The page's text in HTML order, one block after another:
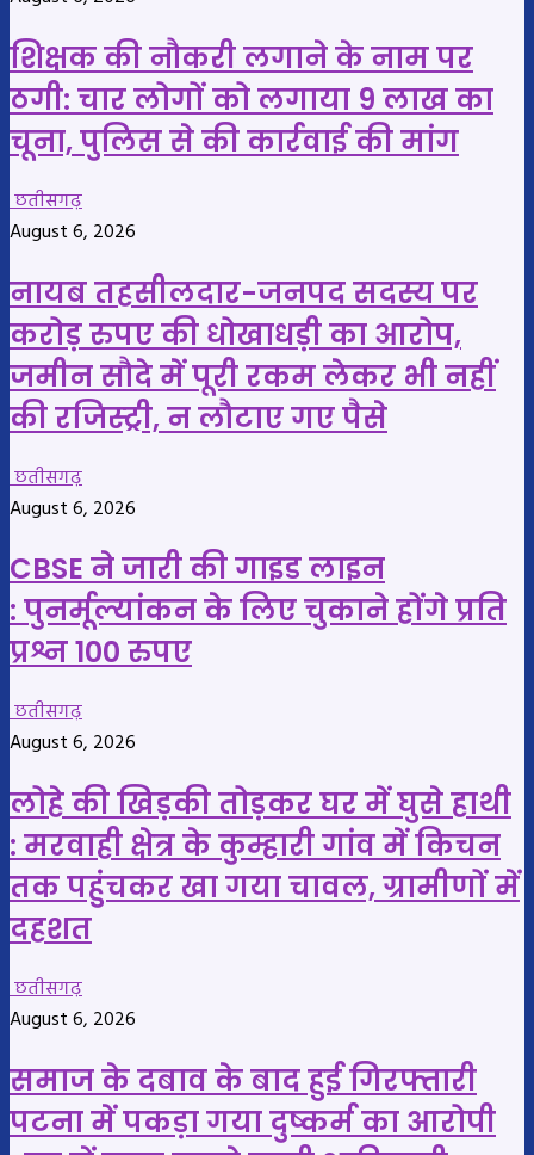
शिक्षक की नौकरी लगाने के नाम पर
ठगी: चार लोगों को लगाया 9 लाख का
चूना, पुलिस से की कार्रवाई की मांग
छतीसगढ़
August 6, 2026
नायब तहसीलदार-जनपद सदस्य पर
करोड़ रुपए की धोखाधड़ी का आरोप,
जमीन सौदे में पूरी रकम लेकर भी नहीं
की रजिस्ट्री, न लौटाए गए पैसे
छतीसगढ़
August 6, 2026
CBSE ने जारी की गाइड लाइन
: पुनर्मूल्यांकन के लिए चुकाने होंगे प्रति
प्रश्न 100 रुपए
छतीसगढ़
August 6, 2026
लोहे की खिड़की तोड़कर घर में घुसे हाथी
: मरवाही क्षेत्र के कुम्हारी गांव में किचन
तक पहुंचकर खा गया चावल, ग्रामीणों में
दहशत
छतीसगढ़
August 6, 2026
समाज के दबाव के बाद हुई गिरफ्तारी
पटना में पकड़ा गया दुष्कर्म का आरोपी